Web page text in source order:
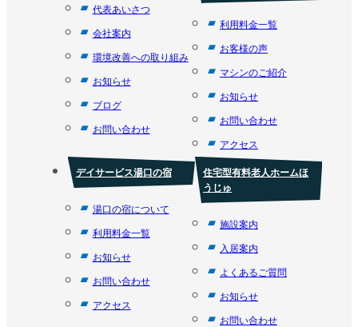
代表あいさつ
会社案内
環境改善への取り組み
お知らせ
ブログ
お問い合わせ
利用料金一覧
お客様の声
マシンのご紹介
お知らせ
お問い合わせ
アクセス
デイサービス湯口の宿
湯口の宿について
利用料金一覧
お知らせ
お問い合わせ
アクセス
住宅型有料老人ホームほ
うじゅ
施設案内
入居案内
よくあるご質問
お知らせ
お問い合わせ